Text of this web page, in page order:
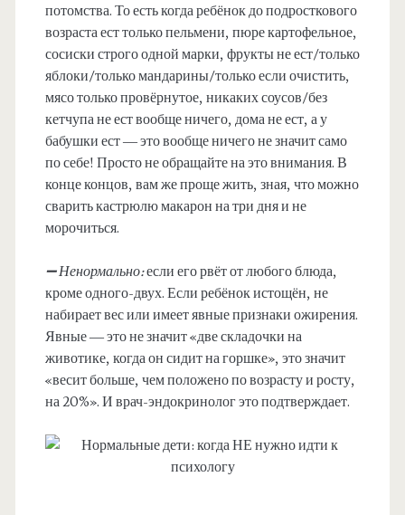
потомства. То есть когда ребёнок до подросткового
возраста ест только пельмени, пюре картофельное,
сосиски строго одной марки, фрукты не ест/только
яблоки/только мандарины/только если очистить,
мясо только провёрнутое, никаких соусов/без
кетчупа не ест вообще ничего, дома не ест, а у
бабушки ест — это вообще ничего не значит само
по себе! Просто не обращайте на это внимания. В
конце концов, вам же проще жить, зная, что можно
сварить кастрюлю макарон на три дня и не
морочиться.
➖ Ненормально:если его рвёт от любого блюда,
кроме одного-двух. Если ребёнок истощён, не
набирает вес или имеет явные признаки ожирения.
Явные — это не значит «две складочки на
животике, когда он сидит на горшке», это значит
«весит больше, чем положено по возрасту и росту,
на 20%». И врач-эндокринолог это подтверждает.